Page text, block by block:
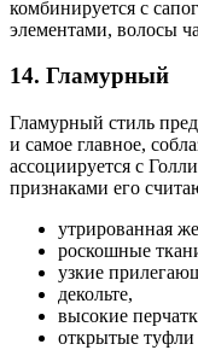
комбинируется с
элементами, волосы
14. Гламурный
Гламурный стиль
и самое главное,
ассоциируется с
признаками его
утрированная
роскошные
узкие
декольте,
высокие
открытые туфли